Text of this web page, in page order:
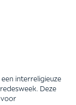
interreligieuze
Deze